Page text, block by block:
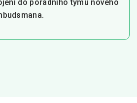
do poradního týmu nového